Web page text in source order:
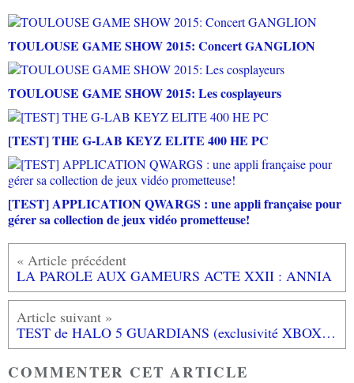
TOULOUSE GAME SHOW 2015: Concert GANGLION
TOULOUSE GAME SHOW 2015: Les cosplayeurs
[TEST] THE G-LAB KEYZ ELITE 400 HE PC
[TEST] APPLICATION QWARGS : une appli française pour
gérer sa collection de jeux vidéo prometteuse!
LA PAROLE AUX GAMEURS ACTE XXII : ANNIA
TEST de HALO 5 GUARDIANS (exclusivité XBOX ONE): l'excellence des FPS!
COMMENTER CET ARTICLE